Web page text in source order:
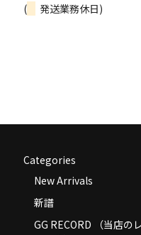
(
発送業務休日)
Categories
New Arrivals
新譜
GG RECORD （当店の